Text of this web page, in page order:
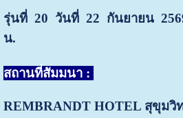
รุ่นที่ 20 วันที่ 22 กันยายน 2569
น.
สถานที่สัมมนา :
REMBRANDT HOTEL สุขุมวิ